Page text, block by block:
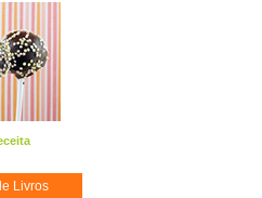
Livros